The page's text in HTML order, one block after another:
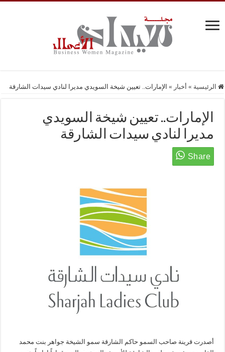
الرئيسية » أخبار » الإمارات.. تعيين شيخة السويدي مديرا لنادي سيدات الشارقة
الإمارات.. تعيين شيخة السويدي
مديرا لنادي سيدات الشارقة
أصدرت قرينة صاحب السمو حاكم الشارقة سمو الشيخة جواهر بنت محمد